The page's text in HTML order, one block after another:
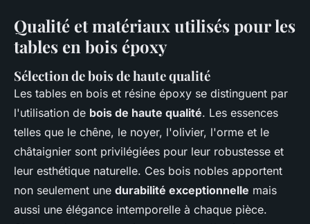
Qualité et matériaux utilisés pour les
tables en bois époxy
Sélection de bois de haute qualité
Les tables en bois et résine époxy se distinguent par
l'utilisation de bois de haute qualité. Les essences
telles que le chêne, le noyer, l'olivier, l'orme et le
châtaignier sont privilégiées pour leur robustesse et
leur esthétique naturelle. Ces bois nobles apportent
non seulement une durabilité exceptionnelle mais
aussi une élégance intemporelle à chaque pièce.